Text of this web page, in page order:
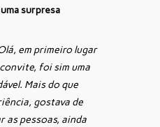
surpresa
em primeiro lugar
foi sim uma
Mais do que
gostava de
as pessoas, ainda